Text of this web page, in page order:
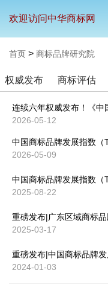
欢迎访问中华商标网
首页 > 商标品牌研究院
权威发布 商标评估
2026-05-12
中国商标品牌发展指数（
2026-05-09
中国商标品牌发展指数（
2025-08-22
重磅发布|广东区域商标品
2025-03-17
重磅发布|中国商标品牌发
2024-01-03